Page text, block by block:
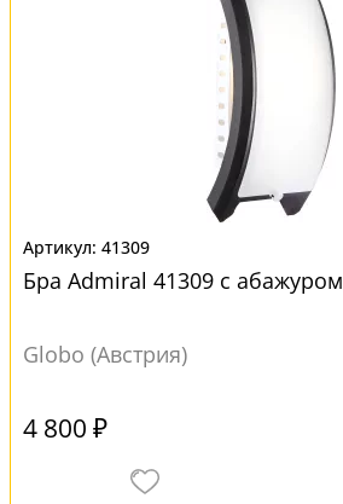
41309
Бра Admiral 41309 с абажуром
Globo (Австрия)
4 800 ₽